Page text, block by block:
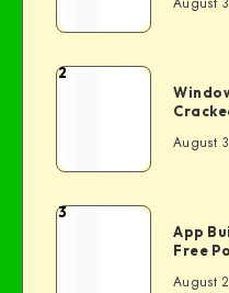
2
August
3
App
Free
August